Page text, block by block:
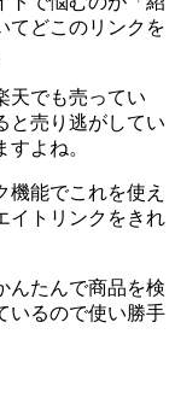
てどこのリンクを
天でも売ってい
と売り逃がしてい
よね。
機能でこれを使え
イトリンクをきれ
んたんで商品を検
いるので使い勝手